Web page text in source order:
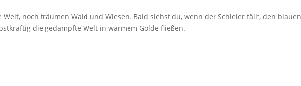
noch träumen Wald und Wiesen. Bald siehst du, wenn der Schleier fällt, den blauen
die gedämpfte Welt in warmem Golde fließen.